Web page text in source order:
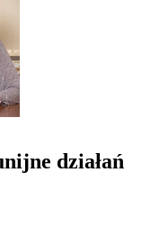
działań